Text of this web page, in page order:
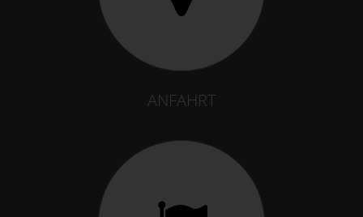
ANFAHRT